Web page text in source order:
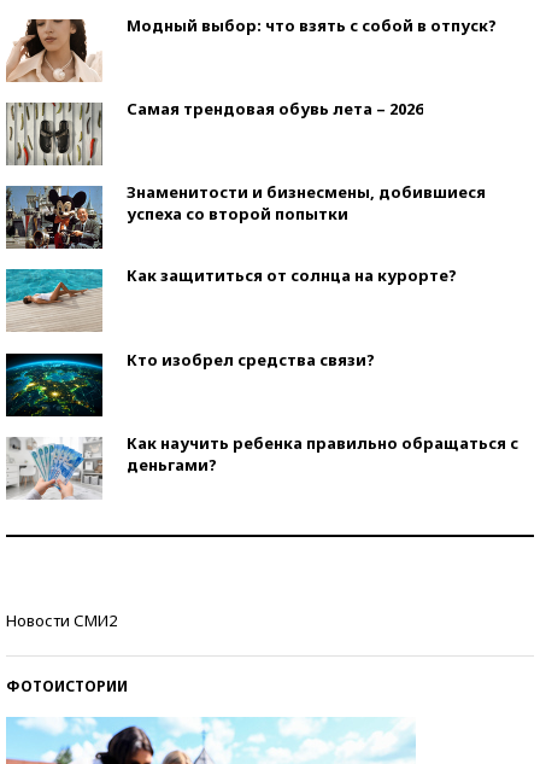
Модный выбор: что взять с собой в отпуск?
Самая трендовая обувь лета – 2026
Знаменитости и бизнесмены, добившиеся
успеха со второй попытки
Как защититься от солнца на курорте?
Кто изобрел средства связи?
Как научить ребенка правильно обращаться с
деньгами?
Новости СМИ2
ФОТОИСТОРИИ